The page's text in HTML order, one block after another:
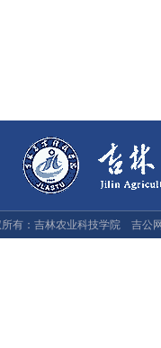
所有：吉林农业科技学院 吉公